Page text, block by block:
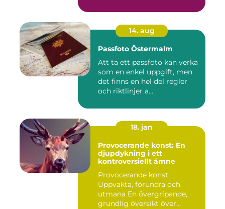
14. aug
Passfoto Östermalm
Att ta ett passfoto kan verka
som en enkel uppgift, men
det finns en hel del regler
och riktlinjer a...
18. jan
Provocerande konst: En
djupdykning i ett
kontroversiellt ämne
Provocerande konst:
Uppvakta, förundra och
utmana En övergripande,
grundlig översikt över